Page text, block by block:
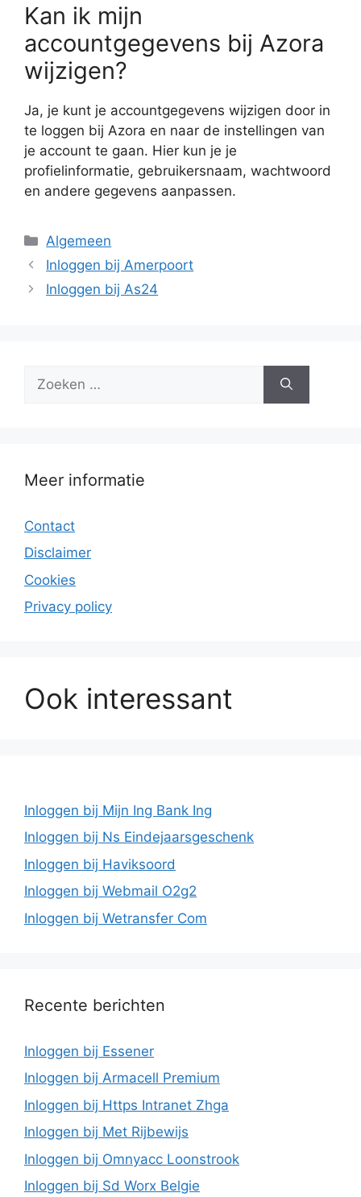
Kan ik mijn
accountgegevens bij Azora
wijzigen?
Ja, je kunt je accountgegevens wijzigen door in
te loggen bij Azora en naar de instellingen van
je account te gaan. Hier kun je je
profielinformatie, gebruikersnaam, wachtwoord
en andere gegevens aanpassen.
Categorieën
Algemeen
Inloggen bij Amerpoort
Inloggen bij As24
naar:
Meer informatie
Contact
Disclaimer
Cookies
Privacy policy
Ook interessant
Inloggen bij Mijn Ing Bank Ing
Inloggen bij Ns Eindejaarsgeschenk
Inloggen bij Haviksoord
Inloggen bij Webmail O2g2
Inloggen bij Wetransfer Com
Recente berichten
Inloggen bij Essener
Inloggen bij Armacell Premium
Inloggen bij Https Intranet Zhga
Inloggen bij Met Rijbewijs
Inloggen bij Omnyacc Loonstrook
Inloggen bij Sd Worx Belgie